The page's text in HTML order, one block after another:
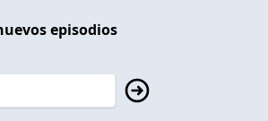
episodios